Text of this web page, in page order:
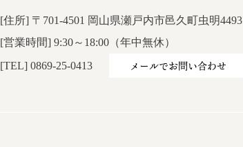
[住所] 〒701-4501 岡山県瀬戸内市邑久町虫明4493
[営業時間] 9:30～18:00（年中無休）
[TEL] 0869-25-0413
メールでお問い合わせ